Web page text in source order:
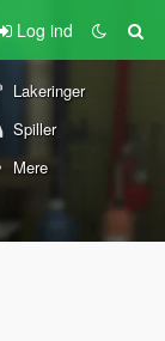
Log ind
Lakeringer
Spiller
Mere